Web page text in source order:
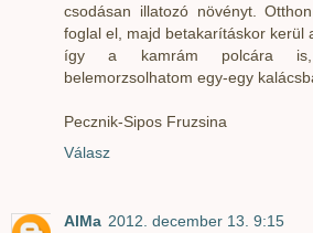
csodásan illatozó növényt.
foglal el, majd betakarításkor kerül
így a kamrám polcára is,
belemorzsolhatom egy-egy
Pecznik-Sipos Fruzsina
Válasz
AlMa 2012. december 13. 9:15